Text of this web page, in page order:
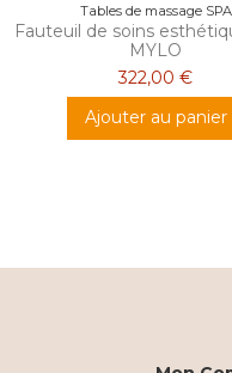
Tables de massage SPA
Fauteuil de soins
MYLO
322,00 €
Ajouter au panier